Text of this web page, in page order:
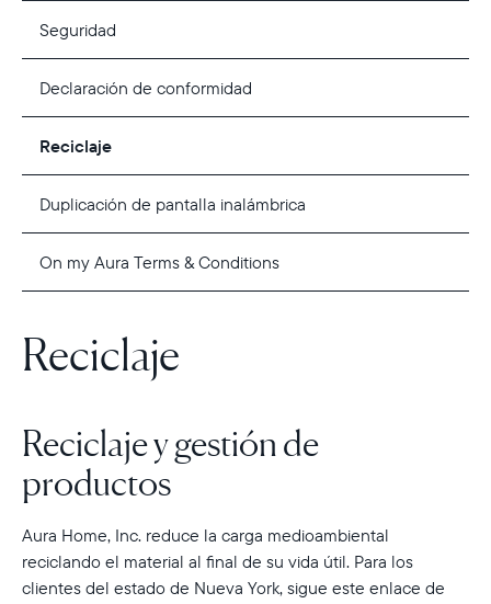
Selecciona tu ubicación
Actual:
United States
Elige tu ubicación:
Elige idioma:
Seguridad
Declaración de conformidad
Reciclaje
Duplicación de pantalla inalámbrica
On my Aura Terms & Conditions
Reciclaje
Reciclaje y gestión de
productos
Aura Home, Inc. reduce la carga medioambiental
reciclando el material al final de su vida útil. Para los
clientes del estado de Nueva York, sigue este enlace de